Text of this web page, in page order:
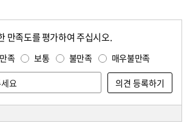
만족도를 평가하여 주십시오.
만족 보통 불만족 매우불만족